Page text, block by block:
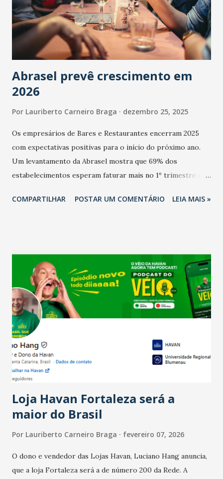
Abrasel prevê crescimento em
2026
Por Lauriberto Carneiro Braga dezembro 25, 2025
Os empresários de Bares e Restaurantes encerram 2025
com expectativas positivas para o início do próximo ano.
Um levantamento da Abrasel mostra que 69% dos
estabelecimentos esperam faturar mais no 1º trimestre de
relação ao último trimestre deste ano, 56% também
confraternizações de fim de ano e pelo pagamento do 13º
Salário para um número maior de trabalhadores, já que o
país tem a menor taxa de desemprego dos anos recentes.
Ainda segundo a Pesquisa, em novembro de 2025, 40% dos
bares e restaurantes operaram com lucro e outros 40%
registraram equilíbrio financeiro. Já o percentual de
estabelecimentos no prejuízo ficou em 19%, pouco abaixo
do observado no mês anterior. Outros 1% não existiam em
novembro. Em relação a outubro, o faturamento também
COMPARTILHAR POSTAR UM COMENTÁRIO LEIA MAIS »
Loja Havan Fortaleza será a
maior do Brasil
Por Lauriberto Carneiro Braga fevereiro 07, 2026
O dono e vendedor das Lojas Havan, Luciano Hang anuncia,
que a loja Fortaleza será a de número 200 da Rede. A